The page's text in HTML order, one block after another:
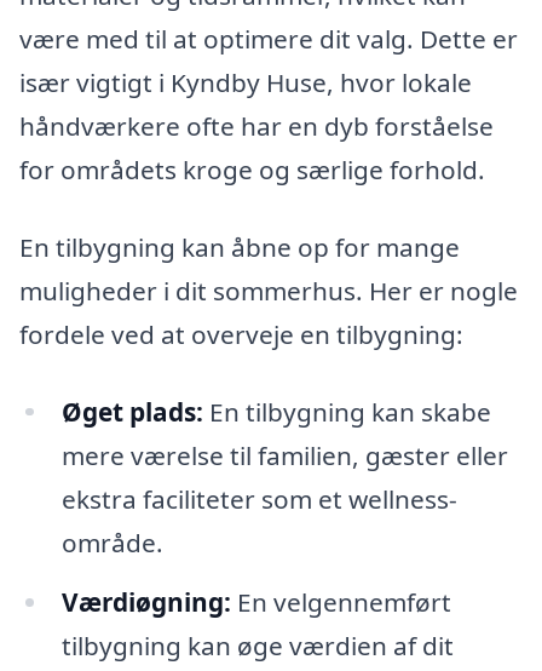
være med til at optimere dit valg. Dette er
især vigtigt i Kyndby Huse, hvor lokale
håndværkere ofte har en dyb forståelse
for områdets kroge og særlige forhold.
En tilbygning kan åbne op for mange
muligheder i dit sommerhus. Her er nogle
fordele ved at overveje en tilbygning:
Øget plads: En tilbygning kan skabe
mere værelse til familien, gæster eller
ekstra faciliteter som et wellness-
område.
Værdiøgning: En velgennemført
tilbygning kan øge værdien af dit